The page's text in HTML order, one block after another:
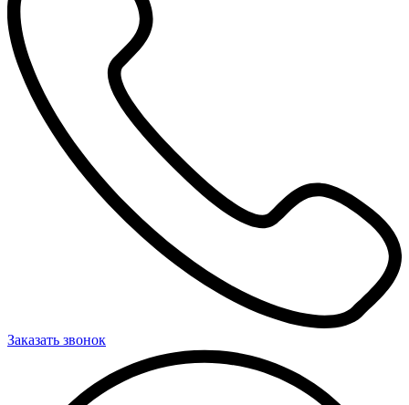
Заказать звонок